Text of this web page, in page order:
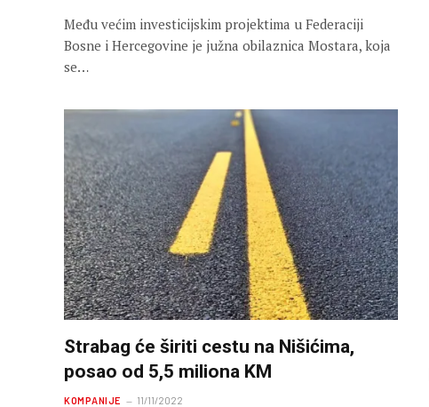
Među većim investicijskim projektima u Federaciji
Bosne i Hercegovine je južna obilaznica Mostara, koja
se…
Strabag će širiti cestu na Nišićima,
posao od 5,5 miliona KM
KOMPANIJE 11/11/2022